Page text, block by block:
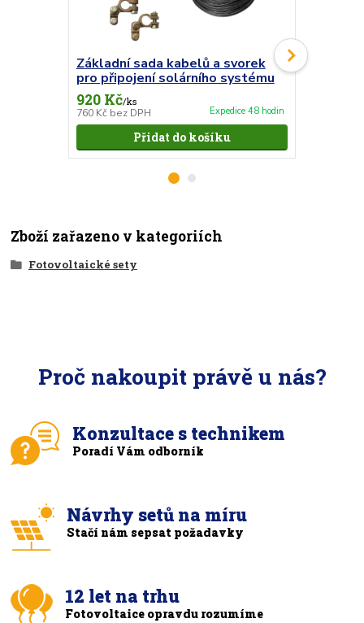
Základní sada kabelů a svorek
pro připojení solárního systému
920 Kč/ks
760 Kč bez DPH Expedice 48 hodin
Přidat do košíku
Měnič
Zboží zařazeno v kategoriích
Fotovoltaické sety
Proč nakoupit právě u nás?
Konzultace s technikem
Poradí Vám odborník
Návrhy setů na míru
Stačí nám sepsat požadavky
12 let na trhu
Fotovoltaice opravdu rozumíme